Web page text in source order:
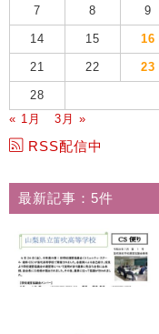
7 8 9
14 15 16
21 22 23
28
« 1月
3月 »
RSS配信中
最新記事：5件